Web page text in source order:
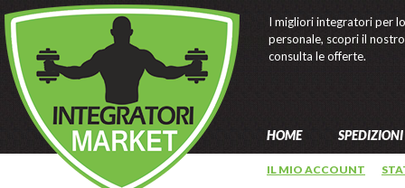
I migliori integratori per
personale, scopri il
consulta le offerte.
HOME SPEDIZIONI
IL MIO ACCOUNT